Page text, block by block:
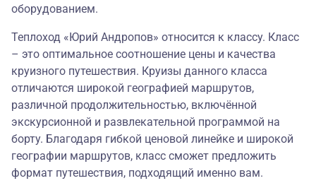
оборудованием.
Теплоход «Юрий Андропов» относится к классу. Класс
– это оптимальное соотношение цены и качества
круизного путешествия. Круизы данного класса
отличаются широкой географией маршрутов,
различной продолжительностью, включённой
экскурсионной и развлекательной программой на
борту. Благодаря гибкой ценовой линейке и широкой
географии маршрутов, класс сможет предложить
формат путешествия, подходящий именно вам.